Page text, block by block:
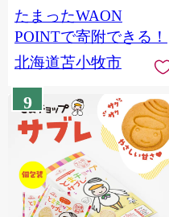
たまったWAON
POINTで寄附できる！
北海道苫小牧市
9